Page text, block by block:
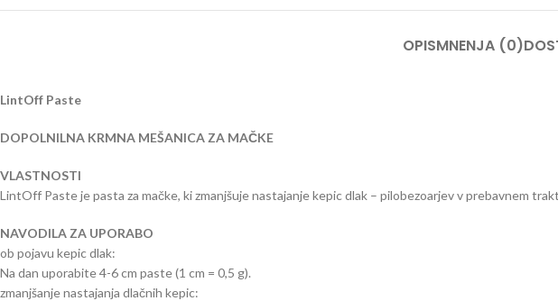
OPISMNENJA (0)
LintOff Paste
DOPOLNILNA KRMNA MEŠANICA ZA MAČKE
VLASTNOSTI
LintOff Paste je pasta za mačke, ki zmanjšuje nastajanje kepic dlak – pilobezoarjev v prebavnem
NAVODILA ZA UPORABO
ob pojavu kepic dlak:
Na dan uporabite 4-6 cm paste (1 cm = 0,5 g).
zmanjšanje nastajanja dlačnih kepic: